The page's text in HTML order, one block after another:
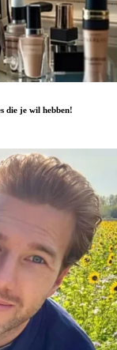
die je wil hebben!